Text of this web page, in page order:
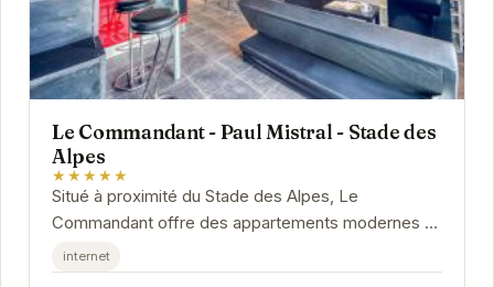
Le Commandant - Paul Mistral - Stade des
Alpes
★★★★★
Situé à proximité du Stade des Alpes, Le
Commandant offre des appartements modernes et
confortables. Chaque logement est équipé pour
répondre...
internet